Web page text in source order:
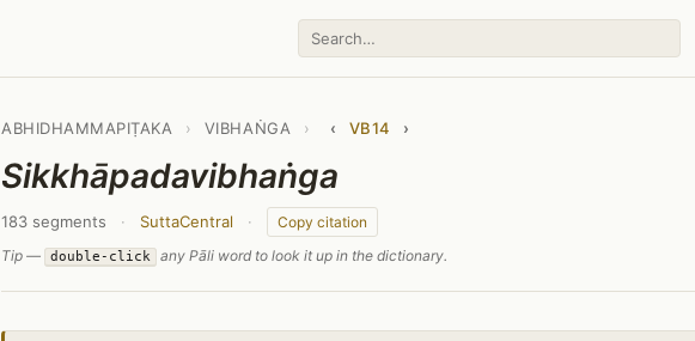
ABHIDHAMMAPIṬAKA › VIBHAṄGA › ‹ VB14 ›
Sikkhāpadavibhaṅga
183 segments · SuttaCentral ·
Copy citation
Tip —
double-click any Pāli word to look it up in the dictionary.